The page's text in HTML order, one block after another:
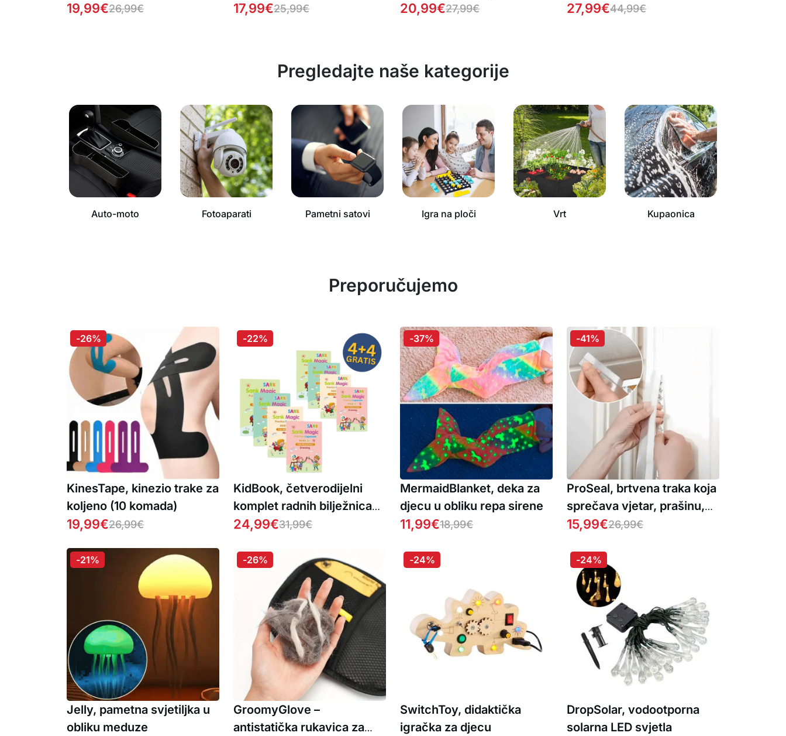
19,99€26,99€
popravke (2 bočice)
17,99€25,99€ 20,99€27,99€ 27,99€44,99€
Pregledajte naše kategorije
Auto-moto Fotoaparati Pametni satovi Igra na ploči Vrt Kupaonica
Preporučujemo
KinesTape, kinezio trake za
koljeno (10 komada)
19,99€26,99€
-26%
KidBook, četverodijelni
komplet radnih bilježnica
za pisanje i crtanje s
automatski briše (1+1
24,99€31,99€
-22%
MermaidBlanket, deka za
djecu u obliku repa sirene
11,99€18,99€
-37%
ProSeal, brtvena traka koja
sprečava vjetar, prašinu,
buku i insekte od ulaska u
15,99€26,99€
-41%
Jelly, pametna svjetiljka u
obliku meduze
-21%
GroomyGlove –
antistatička rukavica za
-26%
SwitchToy, didaktička
igračka za djecu
-24%
DropSolar, vodootporna
solarna LED svjetla
-24%